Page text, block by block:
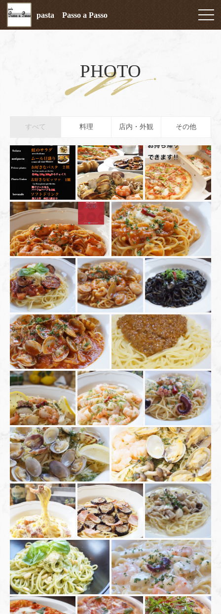
pasta Passo a Passo
PHOTO
すべて 料理 店内・外観 その他